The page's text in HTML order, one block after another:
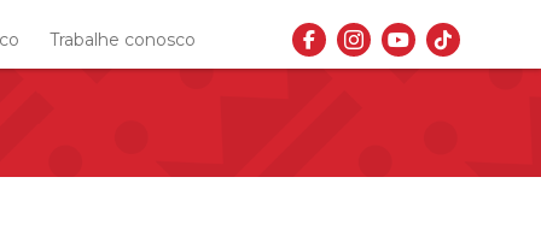
Trabalhe conosco